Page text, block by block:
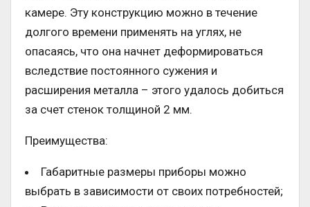
камере. Эту конструкцию можно в течение
долгого времени применять на углях, не
опасаясь, что она начнет деформироваться
вследствие постоянного сужения и
расширения металла – этого удалось добиться
за счет стенок толщиной 2 мм.
Преимущества:
Габаритные размеры приборы можно
выбрать в зависимости от своих потребностей;